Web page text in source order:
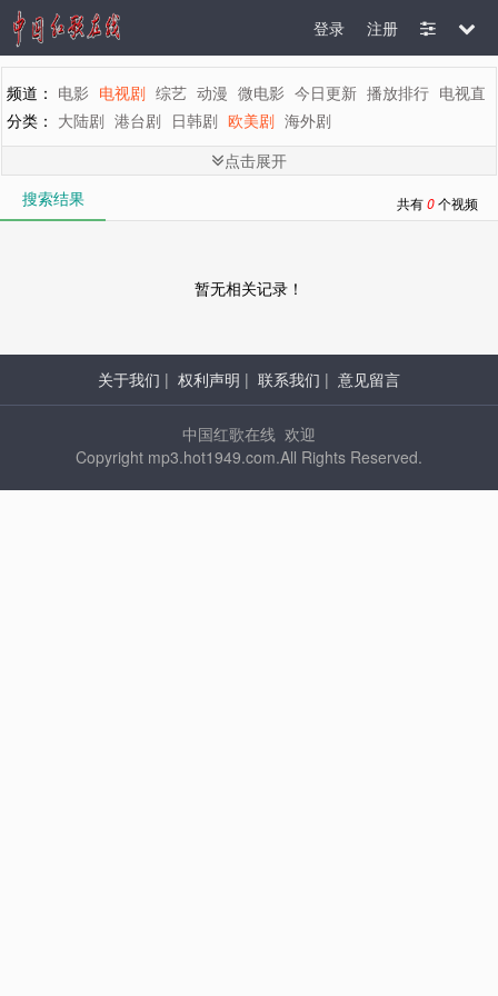
注册
登录
频道： 电影 电视剧 综艺 动漫 微电影 今日更新 播放排行 电视直
分类： 大陆剧 港台剧 日韩剧 欧美剧 海外剧
剧情： 全部 言情 都市 家庭 生活 偶像 喜剧 历史 古装 武侠 刑
地区： 全部 内地 香港 台湾 韩国 泰国 日本 美国 英国 新加坡
年代： 全部 2009 2008 2007
点击展开
搜索结果
共有0个视频
暂无相关记录！
关于我们 | 权利声明 | 联系我们 | 意见留言
中国红歌在线 欢迎
Copyright mp3.hot1949.com.All Rights Reserved.